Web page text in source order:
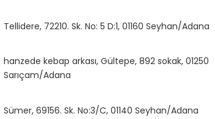
Tellidere, 72210. Sk. No: 5 D:1, 01160 Seyhan/Adana
hanzede kebap arkası, Gültepe, 892 sokak, 01250
Sarıçam/Adana
Sümer, 69156. Sk. No:3/C, 01140 Seyhan/Adana